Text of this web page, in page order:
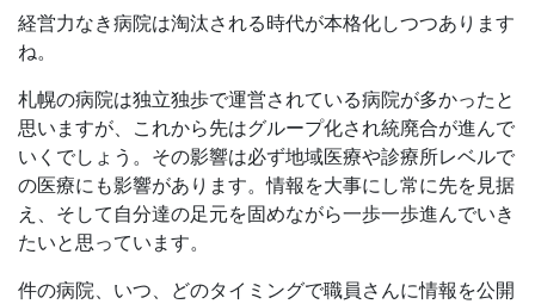
経営力なき病院は淘汰される時代が本格化しつつあります
ね。
札幌の病院は独立独歩で運営されている病院が多かったと
思いますが、これから先はグループ化され統廃合が進んで
いくでしょう。その影響は必ず地域医療や診療所レベルで
の医療にも影響があります。情報を大事にし常に先を見据
え、そして自分達の足元を固めながら一歩一歩進んでいき
たいと思っています。
件の病院、いつ、どのタイミングで職員さんに情報を公開